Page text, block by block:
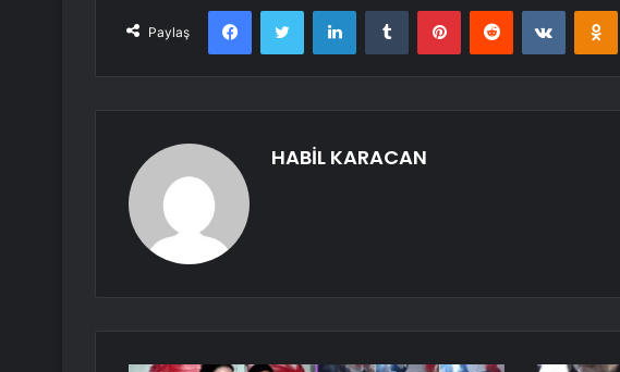
Paylaş
FacebookTwitter LinkedInTumblr PinterestReddit
HABİL KARACAN